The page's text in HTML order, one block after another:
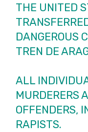
THE UNITED
DANGEROUS
TREN DE
ALL
MURDERERS
OFFENDERS,
RAPISTS.